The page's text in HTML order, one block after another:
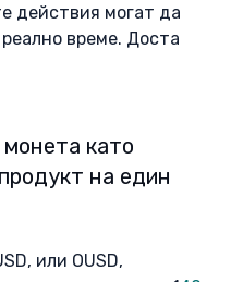
действия могат да
време. Доста
като
на един
или OUSD,